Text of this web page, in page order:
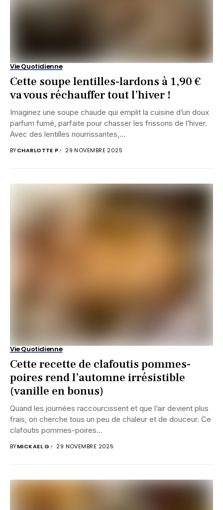
Vie Quotidienne
Cette soupe lentilles-lardons à 1,90 €
va vous réchauffer tout l’hiver !
Imaginez une soupe chaude qui emplit la cuisine d’un doux
parfum fumé, parfaite pour chasser les frissons de l’hiver.
Avec des lentilles nourrissantes,...
BYCHARLOTTE P. 29 NOVEMBRE 2025
Vie Quotidienne
Cette recette de clafoutis pommes-
poires rend l’automne irrésistible
(vanille en bonus)
Quand les journées raccourcissent et que l’air devient plus
frais, on cherche tous un peu de chaleur et de douceur. Ce
clafoutis pommes-poires...
BYMICKAEL G. 29 NOVEMBRE 2025